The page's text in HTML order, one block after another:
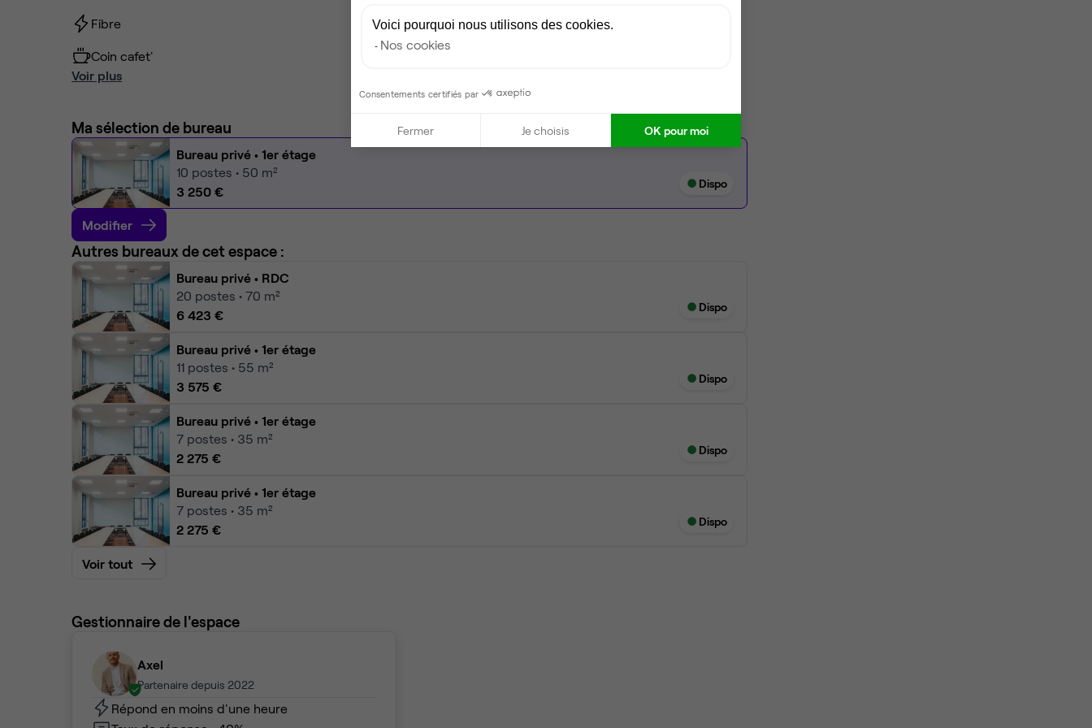
Fibre
Coin cafet'
Ménage
Voir plus
Ma sélection de bureau
Bureau privé • 1er étage
10 postes • 50 m²
3 250 €
Dispo
Modifier
Autres bureaux de cet espace :
Bureau privé • RDC
20 postes • 70 m²
6 423 €
Dispo
Bureau privé • 1er étage
11 postes • 55 m²
3 575 €
Dispo
Bureau privé • 1er étage
7 postes • 35 m²
2 275 €
Dispo
Bureau privé • 1er étage
7 postes • 35 m²
2 275 €
Dispo
Voir tout
Gestionnaire de l'espace
Axel
Partenaire depuis 2022
Répond en moins d'une heure
Voici pourquoi nous utilisons des cookies.
Nos cookies
Consentements certifiés par
Fermer Je choisis OK pour moi